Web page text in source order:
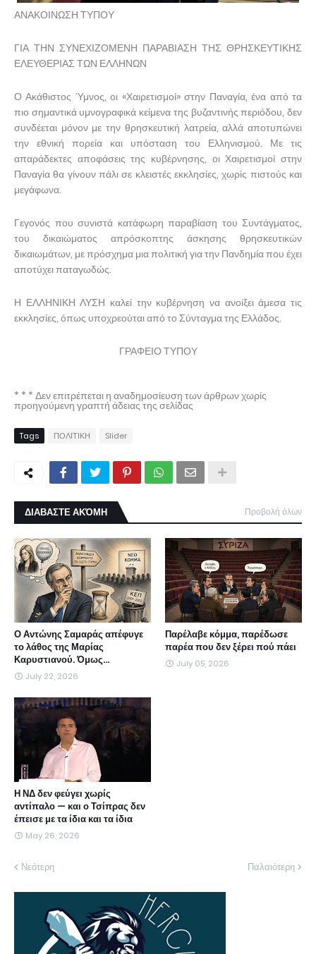
ΑΝΑΚΟΙΝΩΣΗ ΤΥΠΟΥ
ΓΙΑ ΤΗΝ ΣΥΝΕΧΙΖΟΜΕΝΗ ΠΑΡΑΒΙΑΣΗ ΤΗΣ ΘΡΗΣΚΕΥΤΙΚΗΣ
ΕΛΕΥΘΕΡΙΑΣ ΤΩΝ ΕΛΛΗΝΩΝ
Ο Ακάθιστος Ύμνος, οι «Χαιρετισμοί» στην Παναγία, ένα από τα
πιο σημαντικά υμνογραφικά κείμενα της βυζαντινής περιόδου, δεν
συνδέεται μόνον με την θρησκευτική λατρεία, αλλά αποτυπώνει
την εθνική πορεία και υπόσταση του Ελληνισμού. Με τις
απαράδεκτες αποφάσεις της κυβέρνησης, οι Χαιρετισμοί στην
Παναγία θα γίνουν πάλι σε κλειστές εκκλησίες, χωρίς πιστούς και
μεγάφωνα.
Γεγονός που συνιστά κατάφωρη παραβίαση του Συντάγματος,
του δικαιώματος απρόσκοπτης άσκησης θρησκευτικών
δικαιωμάτων, με πρόσχημα μια πολιτική για την Πανδημία που έχει
αποτύχει παταγωδώς.
Η ΕΛΛΗΝΙΚΗ ΛΥΣΗ καλεί την κυβέρνηση να ανοίξει άμεσα τις
εκκλησίες, όπως υποχρεούται από το Σύνταγμα της Ελλάδος.
ΓΡΑΦΕΙΟ ΤΥΠΟΥ
* * * Δεν επιτρέπεται η αναδημοσίευση των άρθρων χωρίς
προηγούμενη γραπτή άδειας της σελίδας
Tags ΠΟΛΙΤΙΚΗ Slider
ΔΙΑΒΑΣΤΕ ΑΚΌΜΗ Προβολή όλων
Ο Αντώνης Σαμαράς απέφυγε
το λάθος της Μαρίας
Καρυστιανού. Όμως...
July 22, 2026
Παρέλαβε κόμμα, παρέδωσε
παρέα που δεν ξέρει πού πάει
July 05, 2026
Η ΝΔ δεν φεύγει χωρίς
αντίπαλο — και ο Τσίπρας δεν
έπεισε με τα ίδια και τα ίδια
May 26, 2026
Νεότερη Παλαιότερη